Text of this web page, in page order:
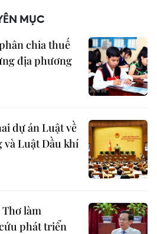
MỤC
chia thuế
địa phương
dự án Luật về
và Luật Dầu khí
làm
phát triển